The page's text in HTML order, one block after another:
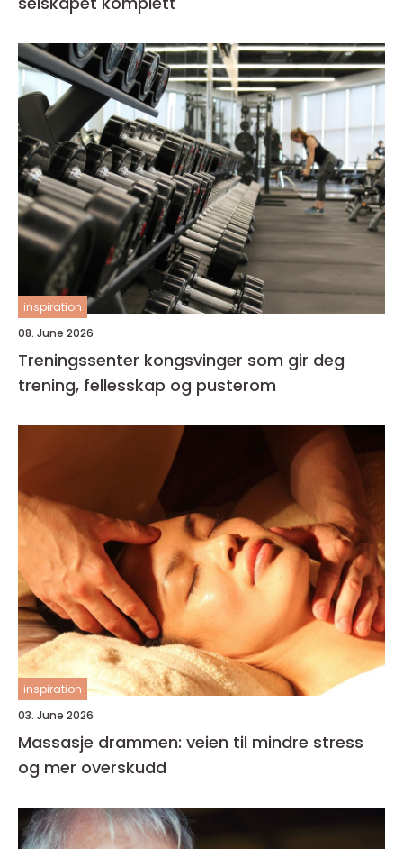
inspiration
08. June 2026
Treningssenter kongsvinger som gir deg
trening, fellesskap og pusterom
inspiration
03. June 2026
Massasje drammen: veien til mindre stress
og mer overskudd